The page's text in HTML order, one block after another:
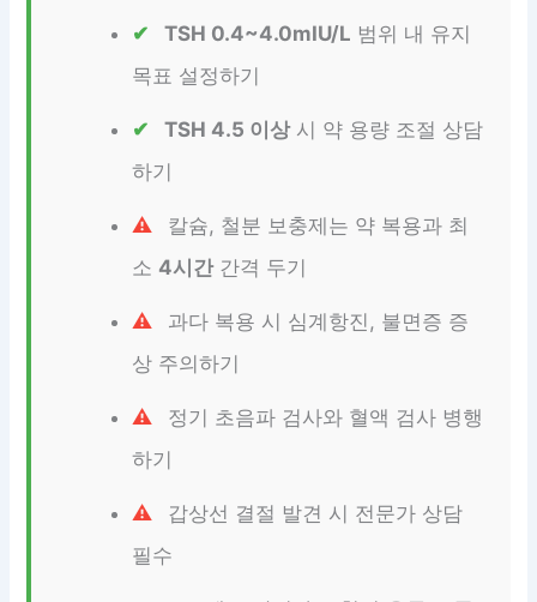
TSH 0.4~4.0mIU/L 범위 내 유지
목표 설정하기
TSH 4.5 이상시 약 용량 조절 상담
하기
칼슘, 철분 보충제는 약 복용과 최
소 4시간간격 두기
과다 복용 시 심계항진, 불면증 증
상 주의하기
정기 초음파 검사와 혈액 검사 병행
하기
갑상선 결절 발견 시 전문가 상담
필수